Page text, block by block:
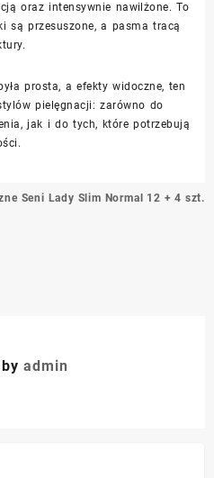
oraz intensywnie nawilżone. To
są przesuszone, a pasma tracą
prosta, a efekty widoczne, ten
pielęgnacji: zarówno do
jak i do tych, które potrzebują
Seni Lady Slim Normal 12 + 4 szt.
admin